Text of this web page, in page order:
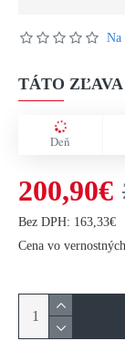
Na
TÁTO
Deň
200,90€
Bez DPH: 163,33€
Cena vo